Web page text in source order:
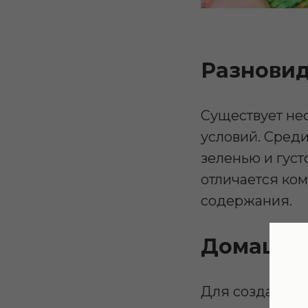
Существует
условий.
зеленью и
отличается
содержания.
Для создания